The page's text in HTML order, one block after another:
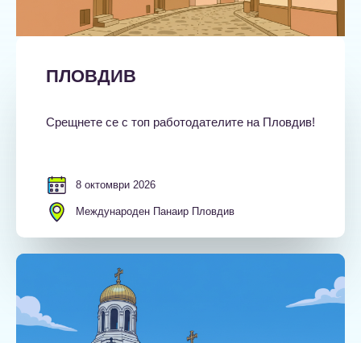
ПЛОВДИВ
Срещнете се с топ работодателите на Пловдив!
8 октомври 2026
Международен Панаир Пловдив